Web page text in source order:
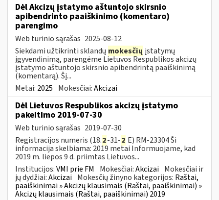
Dėl Akcizų įstatymo aštuntojo skirsnio
apibendrinto paaiškinimo (komentaro)
parengimo
Web turinio sąrašas 2025-08-12
Siekdami užtikrinti sklandų mokesčių įstatymų
įgyvendinimą, parengėme Lietuvos Respublikos akcizų
įstatymo aštuntojo skirsnio apibendrintą paaiškinimą
(komentarą). Šį...
Metai: 2025 Mokesčiai:Akcizai
Dėl Lietuvos Respublikos akcizų įstatymo
pakeitimo 2019-07-30
Web turinio sąrašas 2019-07-30
Registracijos numeris (18.2-31-2 E) RM-23304 Ši
informacija skelbiama: 2019 metai Informuojame, kad
2019 m. liepos 9 d. priimtas Lietuvos...
Institucijos:VMI prie FM Mokesčiai:Akcizai Mokesčiai ir
jų dydžiai:Akcizai Mokesčių žinyno kategorijos: Raštai,
paaiškinimai » Akcizų klausimais (Raštai, paaiškinimai) »
Akcizų klausimais (Raštai, paaiškinimai) 2019